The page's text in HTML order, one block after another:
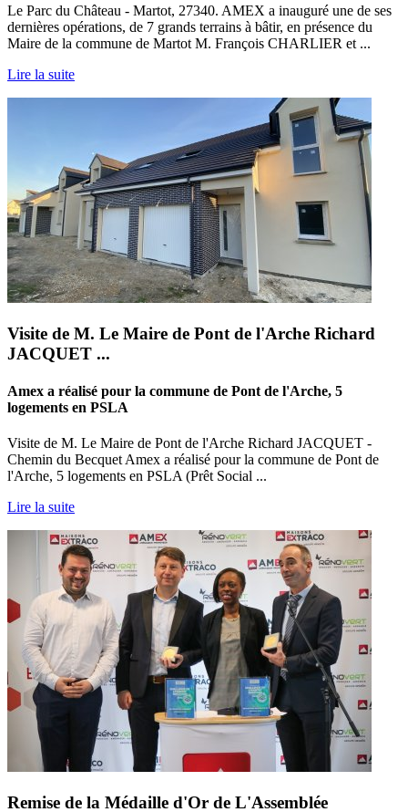
Le Parc du Château - Martot, 27340. AMEX a inauguré une de ses
dernières opérations, de 7 grands terrains à bâtir, en présence du
Maire de la commune de Martot M. François CHARLIER et ...
Lire la suite
Visite de M. Le Maire de Pont de l'Arche Richard
JACQUET ...
Amex a réalisé pour la commune de Pont de l'Arche, 5
logements en PSLA
Visite de M. Le Maire de Pont de l'Arche Richard JACQUET -
Chemin du Becquet Amex a réalisé pour la commune de Pont de
l'Arche, 5 logements en PSLA (Prêt Social ...
Lire la suite
Remise de la Médaille d'Or de L'Assemblée